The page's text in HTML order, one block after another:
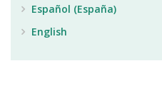
Español (España)
English